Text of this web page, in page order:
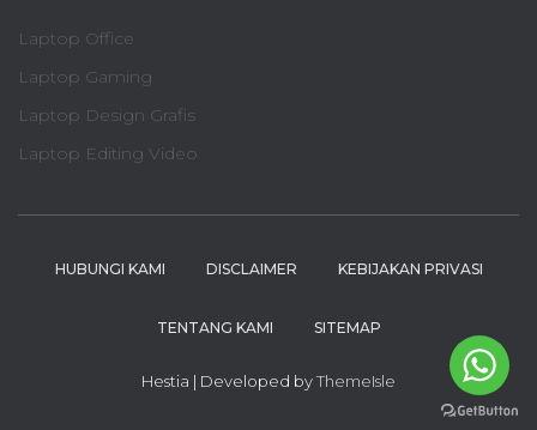
Laptop Office
Laptop Gaming
Laptop Design Grafis
Laptop Editing Video
HUBUNGI KAMI DISCLAIMER KEBIJAKAN PRIVASI
TENTANG KAMI SITEMAP
Hestia | Developed byThemeIsle